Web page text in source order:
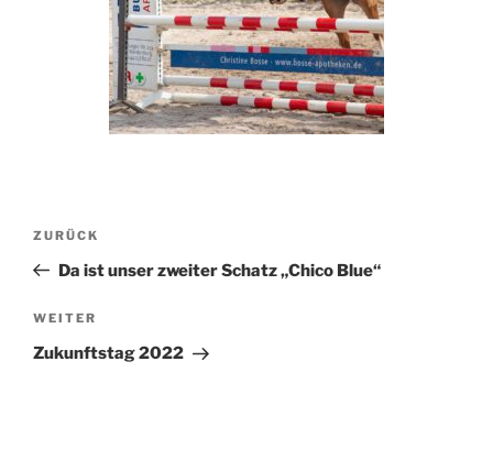
Beitragsnavigation
Vorheriger
Beitrag
ZURÜCK
Da ist unser zweiter Schatz „Chico Blue“
Nächster
Beitrag
WEITER
Zukunftstag 2022